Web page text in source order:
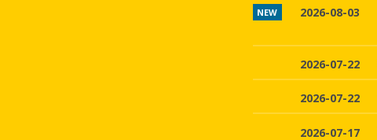
NEW 2026-08-03
2026-07-22
2026-07-22
2026-07-17